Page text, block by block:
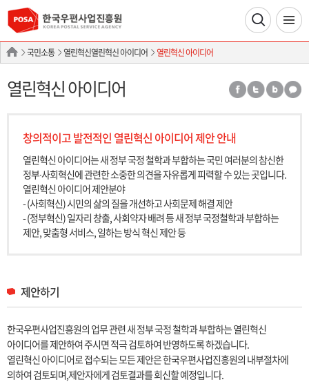
국민소통 열린혁신열린혁신 아이디어 열린혁신 아이디어
열린혁신 아이디어
창의적이고 발전적인 열린혁신 아이디어 제안 안내
열린혁신 아이디어는 새 정부 국정 철학과 부합하는 국민 여러분의 참신한
정부∙사회혁신에 관련한 소중한 의견을 자유롭게 피력할 수 있는 곳입니다.
열린혁신 아이디어 제안분야
- (사회혁신) 시민의 삶의 질을 개선하고 사회문제 해결 제안
- (정부혁신) 일자리 창출, 사회약자 배려 등 새 정부 국정철학과 부합하는
제안, 맞춤형 서비스, 일하는 방식 혁신 제안 등
제안하기
한국우편사업진흥원의 업무 관련 새 정부 국정 철학과 부합하는 열린혁신
아이디어를 제안하여 주시면 적극 검토하여 반영하도록 하겠습니다.
열린혁신 아이디어로 접수되는 모든 제안은 한국우편사업진흥원의 내부절차에
의하여 검토되며,제안자에게 검토결과를 회신할 예정입니다.